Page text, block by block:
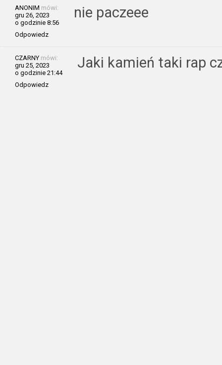
ANONIM mówi:
gru 26, 2023
o godzinie 8:56
Odpowiedz
nie paczeee
CZARNY mówi:
gru 25, 2023
o godzinie 21:44
Odpowiedz
Jaki kamień taki rap